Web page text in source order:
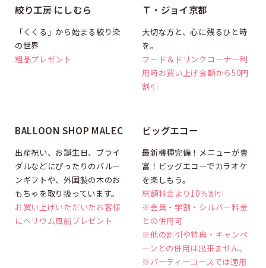
プレゼント
絞り工房 にしむら
「くくる」から始まる絞り染
の世界
粗品プレゼント
割引
Ｔ・ジョイ京都
大切な方と、心に残るひと時
を。
フード＆ドリンクコーナー利
用時お買い上げ金額から50円
割引
プレゼント
BALLOON SHOP MALEC
出産祝い、お誕生日、ブライ
ダルなどにぴったりのバルー
ンギフトや、外国製の木のお
もちゃを取り扱っています。
お買い上げいただいたお客様
にヘリウム風船プレゼント
割引
ビッグエコー
最新機種完備！メニューが豊
富！ビッグエコーでカラオケ
を楽しもう。
総額料金より10％割引
※会員・学割・シルバー料金
との併用可
※他の割引や特典・キャンペ
ーンとの併用は出来ません。
※パーティーコースでは適用